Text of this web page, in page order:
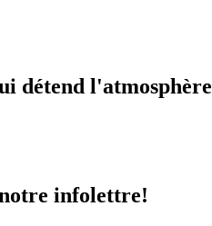
détend l'atmosphère
infolettre!